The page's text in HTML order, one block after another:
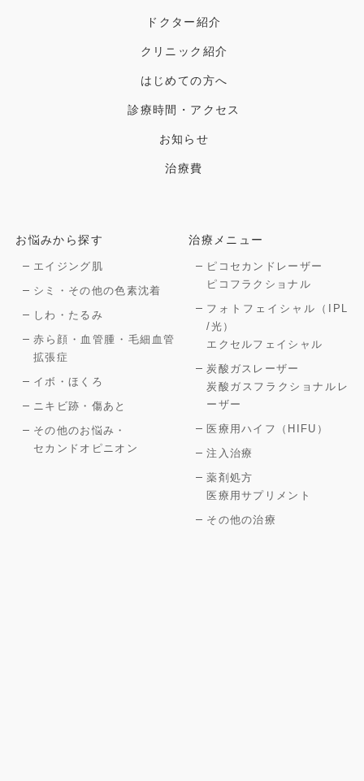
ドクター紹介
クリニック紹介
はじめての方へ
診療時間・アクセス
お知らせ
治療費
お悩みから探す
エイジング肌
シミ・その他の色素沈着
しわ・たるみ
赤ら顔・血管腫・毛細血管
拡張症
イボ・ほくろ
ニキビ跡・傷あと
その他のお悩み・
セカンドオピニオン
治療メニュー
ピコセカンドレーザー
ピコフラクショナル
フォトフェイシャル（IPL
/光）
エクセルフェイシャル
炭酸ガスレーザー
炭酸ガスフラクショナルレ
ーザー
医療用ハイフ（HIFU）
注入治療
薬剤処方
医療用サプリメント
その他の治療